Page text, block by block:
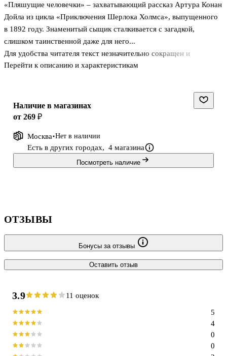
«Пляшущие человечки» – захватывающий рассказ Артура Конан
Дойла из цикла «Приключения Шерлока Холмса», выпущенного
в 1892 году. Знаменитый сыщик сталкивается с загадкой,
слишком таинственной даже для него...
Для удобства читателя текст незначительно сокращен и
адаптирован, а также содержит комментарии, разные виды
(уровень 2 – Pre-Intermediate).
Перейти к описанию и характеристикам
Наличие в магазинах
от 269 ₽
Москва Нет в наличии
Есть в других городах, 4 магазина
Посмотреть наличие
ОТЗЫВЫ
Бонусы за отзывы
Оставить отзыв
3.9 11 оценок
0
0
4
5